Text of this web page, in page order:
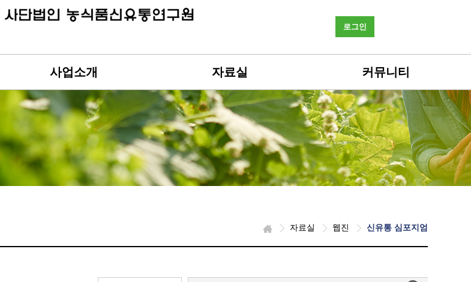
로그인
사업소개 자료실 커뮤니티
자료실 웹진 신유통 심포지엄